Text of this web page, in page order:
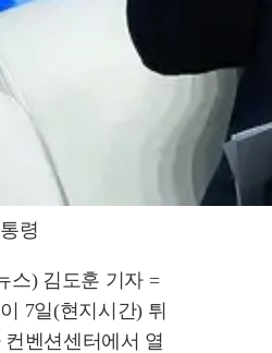
령
스) 김도훈 기자 =
7일(현지시간) 튀
벤션센터에서 열